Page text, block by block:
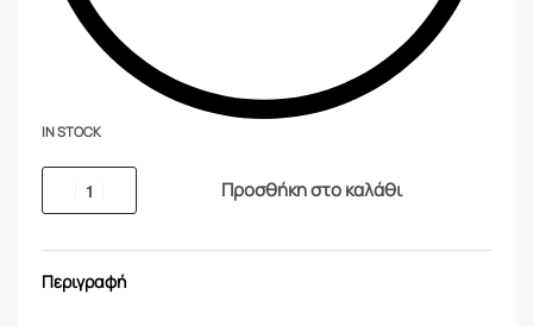
IN STOCK
Προσθήκη στο καλάθι
Περιγραφή